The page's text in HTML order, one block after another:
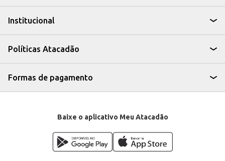
Institucional
Políticas Atacadão
Formas de pagamento
Baixe o aplicativo Meu Atacadão